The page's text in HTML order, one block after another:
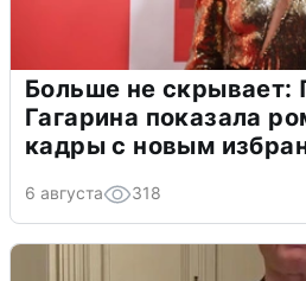
Больше не скрывает:
Гагарина показала
кадры с новым
6 августа 318